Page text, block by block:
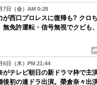
7日（金）AM 0:28
が西口プロレスに復帰も? クロ
無免許運転・信号無視でクビも
6日（木）PM 21:44
がテレビ朝日の新ドラマ枠で主
後初の連ドラ出演。榮倉奈々出